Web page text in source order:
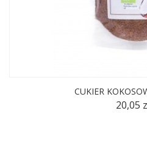
CUKIER
20,05